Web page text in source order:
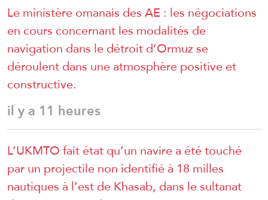
Le ministère omanais des AE : les négociations
en cours concernant les modalités de
navigation dans le détroit d’Ormuz se
déroulent dans une atmosphère positive et
constructive.
il y a 11 heures
L’UKMTO fait état qu’un navire a été touché
par un projectile non identifié à 18 milles
nautiques à l’est de Khasab, dans le sultanat